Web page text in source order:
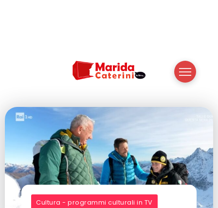
Cultura - programmi culturali in TV